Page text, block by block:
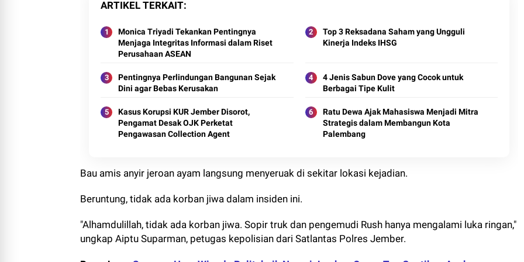
ARTIKEL TERKAIT
Monica Triyadi Tekankan Pentingnya
Menjaga Integritas Informasi dalam Riset
Perusahaan ASEAN
Top 3 Reksadana Saham yang Ungguli
Kinerja Indeks IHSG
Pentingnya Perlindungan Bangunan Sejak
Dini agar Bebas Kerusakan
4 Jenis Sabun Dove yang Cocok untuk
Berbagai Tipe Kulit
Kasus Korupsi KUR Jember Disorot,
Pengamat Desak OJK Perketat
Pengawasan Collection Agent
Ratu Dewa Ajak Mahasiswa Menjadi Mitra
Strategis dalam Membangun Kota
Palembang
Bau amis anyir jeroan ayam langsung menyeruak di sekitar lokasi kejadian.
Beruntung, tidak ada korban jiwa dalam insiden ini.
"Alhamdulillah, tidak ada korban jiwa. Sopir truk dan pengemudi Rush hanya mengalami luka ringan,"
ungkap Aiptu Suparman, petugas kepolisian dari Satlantas Polres Jember.